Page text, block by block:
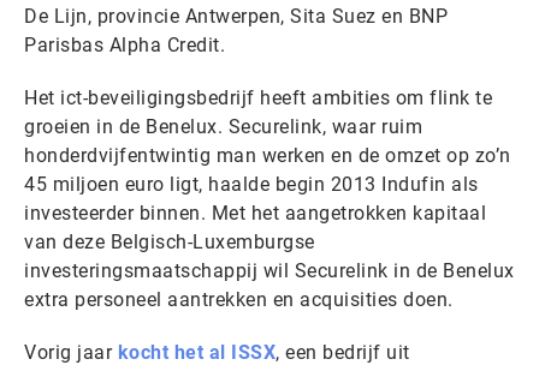
De Lijn, provincie Antwerpen, Sita Suez en BNP
Parisbas Alpha Credit.
Het ict-beveiligingsbedrijf heeft ambities om flink te
groeien in de Benelux. Securelink, waar ruim
honderdvijfentwintig man werken en de omzet op zo’n
45 miljoen euro ligt, haalde begin 2013 Indufin als
investeerder binnen. Met het aangetrokken kapitaal
van deze Belgisch-Luxemburgse
investeringsmaatschappij wil Securelink in de Benelux
extra personeel aantrekken en acquisities doen.
Vorig jaar kocht het al ISSX, een bedrijf uit